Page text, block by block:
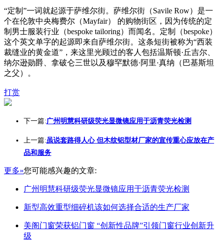
“定制”一词就起源于萨维尔街。萨维尔街（Savile Row）是一
个在伦敦中央梅费尔（Mayfair） 的购物街区，因为传统的定
制男士服装行业（bespoke tailoring）而闻名。定制（bespoke）
这个英文单字的起源即来自萨维尔街。这条短街被称为“西装
裁缝业的黄金道”，来这里光顾过的客人包括温斯顿·丘吉尔、
纳尔逊勋爵、拿破仑三世以及穆罕默德·阿里·真纳（巴基斯坦
之父）。
打赏
下一篇:广州明慧科研级荧光显微镜应用于沥青荧光检测
上一篇:虽说套路得人心 但木纹铝型材厂家的宣传重心应放在产
品和服务
更多»您可能感兴趣的文章:
广州明慧科研级荧光显微镜应用于沥青荧光检测
新型高效重型细碎机该如何选择合适的生产厂家
美阁门窗荣获铝门窗 “创新性品牌”引领门窗行业创新升
级